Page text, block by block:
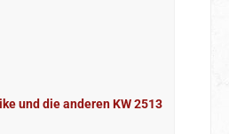
und die anderen KW 2513